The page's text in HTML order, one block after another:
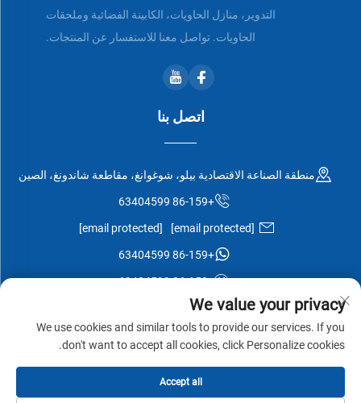
التدوير، منازل الحاويات، الكابينة الفضائية وملحقات
الحاويات. تواصل معنا للاستفسار عن المنتجات.
اتصل بنا
منطقة الصناعة الاقتصادية بيلو، شوغوانغ، مقاطعة شاندونغ، الصين
+86-159 63404599
[email protected]
[email protected]
+86-159 63404599
+86-159 63404599
الخصوصية -مدونة
We value your privacy
We use cookies and similar tools to provide our services. If you
don't want to accept all cookies, click Personalize cookies.
Accept all